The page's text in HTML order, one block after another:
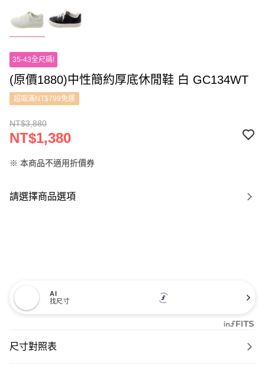
35-43全尺碼!
(原價1880)中性簡約厚底休閒鞋 白 GC134WT
超取滿NT$799免運
NT$3,880
NT$1,380
※ 本商品不適用折價券
請選擇商品選項
AI
找尺寸
尺寸對照表